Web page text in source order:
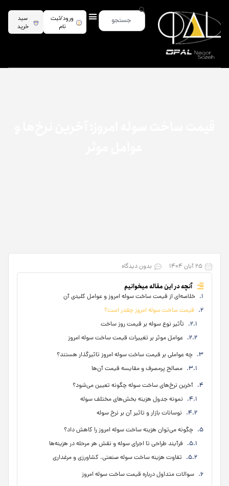
ورود/ثبت
نام
سبد
خرید
۲۵ آبان ۱۴۰۴ بدون دیدگاه
آنچه در این مقاله میخوانیم
خلاصه‌ای از قیمت ساخت سوله امروز و عوامل کلیدی آن
قیمت ساخت سوله امروز چقدر است؟
تأثیر نوع سوله بر قیمت روز ساخت
عوامل موثر بر تغییرات قیمت ساخت سوله امروز
چه عواملی بر قیمت ساخت سوله امروز تاثیرگذار هستند؟
مصالح پرمصرف و مقایسه قیمت آن‌ها
آخرین نرخ‌های ساخت سوله چگونه تعیین می‌شود؟
نمونه جدول هزینه بخش‌های مختلف سوله
نوسانات بازار و تاثیر آن بر نرخ سوله
چگونه می‌توان هزینه ساخت سوله امروز را کاهش داد؟
فرآیند طراحی تا اجرای سوله و نقش هر مرحله در هزینه‌ها
تفاوت هزینه ساخت سوله صنعتی، کشاورزی و مرغداری
سوالات متداول درباره قیمت ساخت سوله امروز